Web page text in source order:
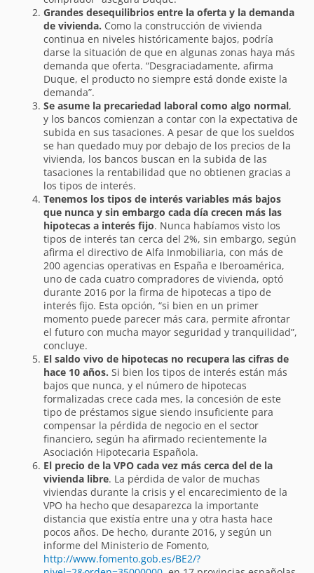
Grandes desequilibrios entre la oferta y la demanda
de vivienda. Como la construcción de vivienda
continua en niveles históricamente bajos, podría
darse la situación de que en algunas zonas haya más
demanda que oferta. “Desgraciadamente, afirma
Duque, el producto no siempre está donde existe la
demanda”.
Se asume la precariedad laboral como algo normal,
y los bancos comienzan a contar con la expectativa de
subida en sus tasaciones. A pesar de que los sueldos
se han quedado muy por debajo de los precios de la
vivienda, los bancos buscan en la subida de las
tasaciones la rentabilidad que no obtienen gracias a
los tipos de interés.
Tenemos los tipos de interés variables más bajos
que nunca y sin embargo cada día crecen más las
hipotecas a interés fijo. Nunca habíamos visto los
tipos de interés tan cerca del 2%, sin embargo, según
afirma el directivo de Alfa Inmobiliaria, con más de
200 agencias operativas en España e Iberoamérica,
uno de cada cuatro compradores de vivienda, optó
durante 2016 por la firma de hipotecas a tipo de
interés fijo. Esta opción, “si bien en un primer
momento puede parecer más cara, permite afrontar
el futuro con mucha mayor seguridad y tranquilidad”,
concluye.
El saldo vivo de hipotecas no recupera las cifras de
hace 10 años.Si bien los tipos de interés están más
bajos que nunca, y el número de hipotecas
formalizadas crece cada mes, la concesión de este
tipo de préstamos sigue siendo insuficiente para
compensar la pérdida de negocio en el sector
financiero, según ha afirmado recientemente la
Asociación Hipotecaria Española.
El precio de la VPO cada vez más cerca del de la
vivienda libre. La pérdida de valor de muchas
viviendas durante la crisis y el encarecimiento de la
VPO ha hecho que desaparezca la importante
distancia que existía entre una y otra hasta hace
pocos años. De hecho, durante 2016, y según un
informe del Ministerio de Fomento,
http://www.fomento.gob.es/BE2/?